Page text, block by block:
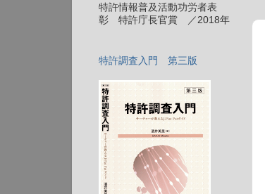
特許情報普及活動功労者表
彰 特許庁長官賞 ／2018年
特許調査入門 第三版